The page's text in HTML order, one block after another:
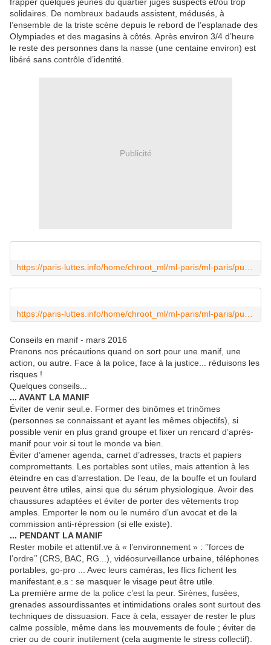
solidaires. De nombreux badauds assistent, médusés, à
l’ensemble de la triste scène depuis le rebord de l’esplanade des
Olympiades et des magasins à côtés. Après environ 3/4 d’heure
le reste des personnes dans la nasse (une centaine environ) est
libéré sans contrôle d’identité.
Publicité
Conseils en manif - mars 2016
Prenons nos précautions quand on sort pour une manif, une
action, ou autre. Face à la police, face à la justice... réduisons les
risques !
Quelques conseils...
... AVANT LA MANIF
Éviter de venir seul.e. Former des binômes et trinômes
(personnes se connaissant et ayant les mêmes objectifs), si
possible venir en plus grand groupe et fixer un rencard d’après-
manif pour voir si tout le monde va bien.
Éviter d’amener agenda, carnet d’adresses, tracts et papiers
compromettants. Les portables sont utiles, mais attention à les
éteindre en cas d’arrestation. De l’eau, de la bouffe et un foulard
peuvent être utiles, ainsi que du sérum physiologique. Avoir des
chaussures adaptées et éviter de porter des vêtements trop
amples. Emporter le nom ou le numéro d’un avocat et de la
commission anti-répression (si elle existe).
... PENDANT LA MANIF
Rester mobile et attentif.ve à « l’environnement » : ’’forces de
l’ordre’’ (CRS, BAC, RG...), vidéosurveillance urbaine, téléphones
portables, go-pro ... Avec leurs caméras, les flics fichent les
manifestant.e.s : se masquer le visage peut être utile.
La première arme de la police c’est la peur. Sirènes, fusées,
grenades assourdissantes et intimidations orales sont surtout des
techniques de dissuasion. Face à cela, essayer de rester le plus
calme possible, même dans les mouvements de foule ; éviter de
crier ou de courir inutilement (cela augmente le stress collectif).